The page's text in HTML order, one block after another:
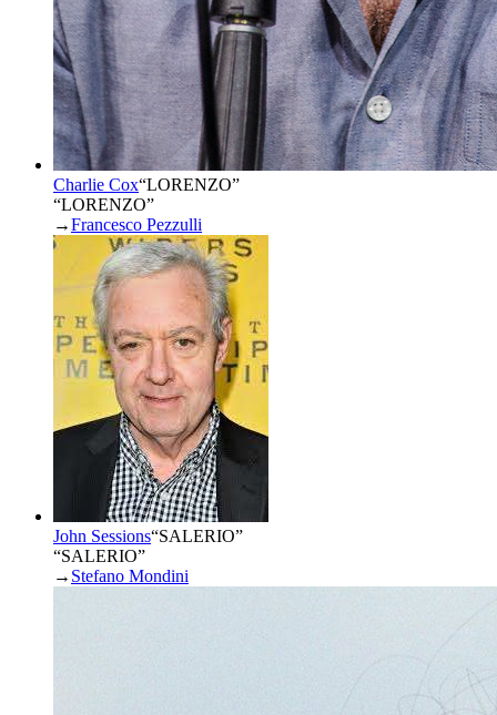
Charlie Cox“LORENZO”
“LORENZO”
→Francesco Pezzulli
John Sessions“SALERIO”
“SALERIO”
→ Stefano Mondini